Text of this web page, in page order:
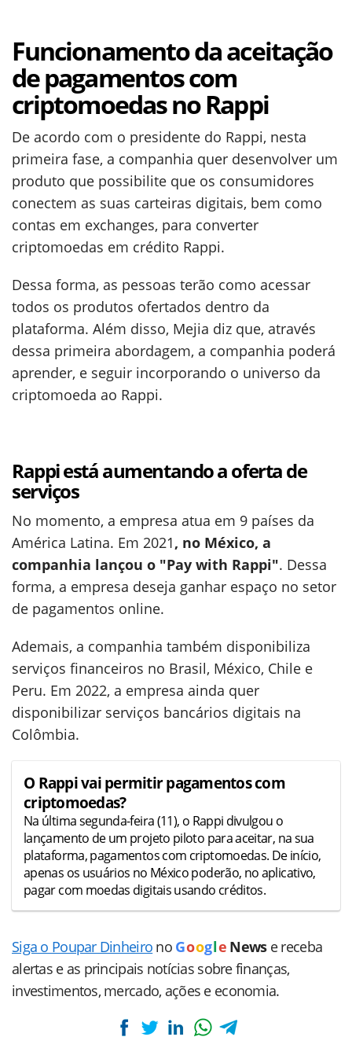
Funcionamento da aceitação
de pagamentos com
criptomoedas no Rappi
De acordo com o presidente do Rappi, nesta
primeira fase, a companhia quer desenvolver um
produto que possibilite que os consumidores
conectem as suas carteiras digitais, bem como
contas em exchanges, para converter
criptomoedas em crédito Rappi.
Dessa forma, as pessoas terão como acessar
todos os produtos ofertados dentro da
plataforma. Além disso, Mejia diz que, através
dessa primeira abordagem, a companhia poderá
aprender, e seguir incorporando o universo da
criptomoeda ao Rappi.
Rappi está aumentando a oferta de
serviços
No momento, a empresa atua em 9 países da
América Latina. Em 2021, no México, a
companhia lançou o "Pay with Rappi". Dessa
forma, a empresa deseja ganhar espaço no setor
de pagamentos online.
Ademais, a companhia também disponibiliza
serviços financeiros no Brasil, México, Chile e
Peru. Em 2022, a empresa ainda quer
disponibilizar serviços bancários digitais na
Colômbia.
O Rappi vai permitir pagamentos com
criptomoedas?
Na última segunda-feira (11), o Rappi divulgou o
lançamento de um projeto piloto para aceitar, na sua
plataforma, pagamentos com criptomoedas. De início,
apenas os usuários no México poderão, no aplicativo,
pagar com moedas digitais usando créditos.
Siga o Poupar Dinheiro no Goog le News e receba
alertas e as principais notícias sobre finanças,
investimentos, mercado, ações e economia.